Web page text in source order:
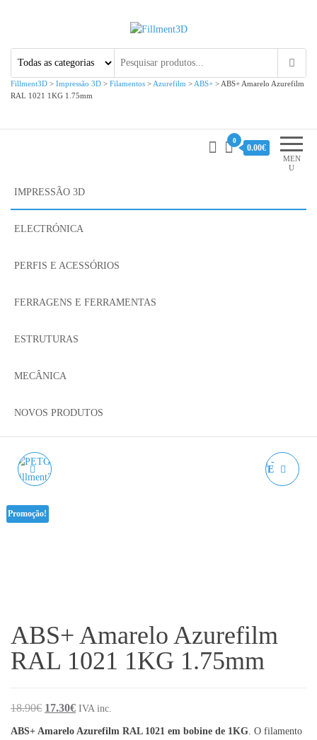
Fillment3D
Fillment3D > Impressão 3D > Filamentos > Azurefilm > ABS+ > ABS+ Amarelo Azurefilm
RAL 1021 1KG 1.75mm
MEN
U
0
0.00€
IMPRESSÃO 3D
ELECTRÓNICA
PERFIS E ACESSÓRIOS
FERRAGENS E FERRAMENTAS
ESTRUTURAS
MECÂNICA
NOVOS PRODUTOS
AZUREFILM RAL 5015T
PETG TRANSPARENTE
Promoção!
ABS+ Amarelo Azurefilm
RAL 1021 1KG 1.75mm
18.90€ O preço original era: 18.90€.
17.30€O preço atual é: 17.30€.
IVA inc.
ABS+ Amarelo Azurefilm RAL 1021 em bobine de 1KG . O filamento